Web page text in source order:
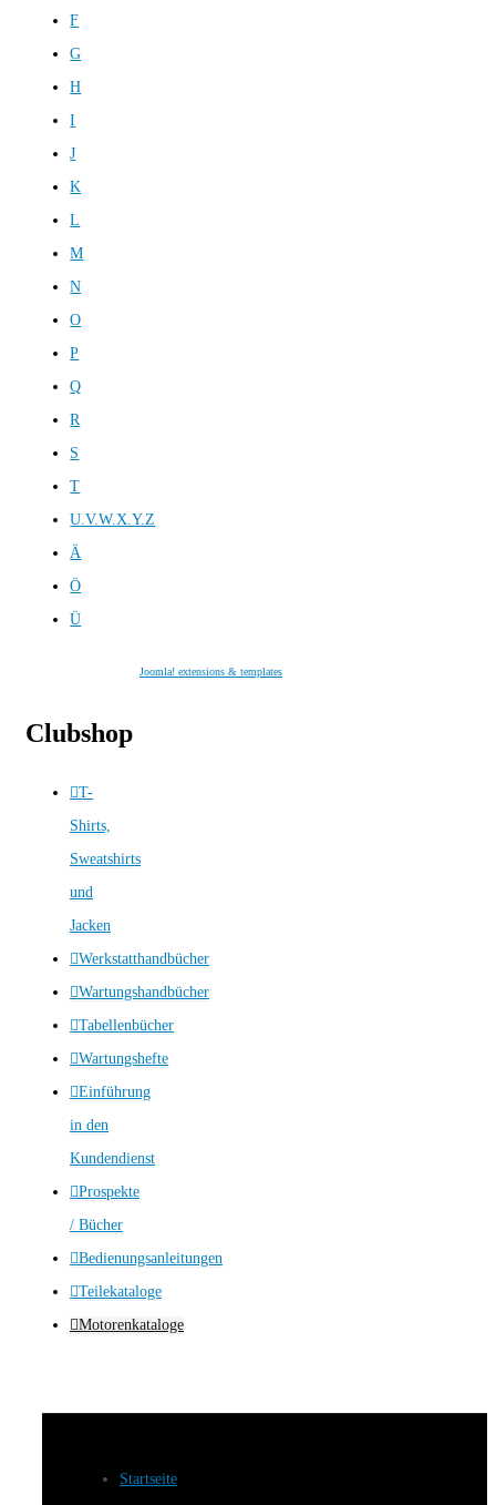
F
G
H
I
J
K
L
M
N
O
P
Q
R
S
T
U.V.W.X.Y.Z
Ä
Ö
Ü
Joomla! extensions & templates
Clubshop
T-
Shirts,
Sweatshirts
und
Jacken
Werkstatthandbücher
Wartungshandbücher
Tabellenbücher
Wartungshefte
Einführung
in den
Kundendienst
Prospekte
/ Bücher
Bedienungsanleitungen
Teilekataloge
Motorenkataloge
Startseite